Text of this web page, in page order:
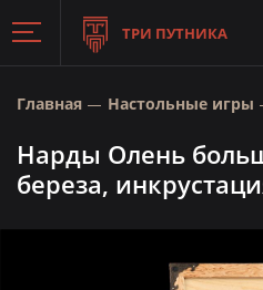
ТРИ ПУТНИКА
Главная Настольные игры
Нарды Олень
береза,